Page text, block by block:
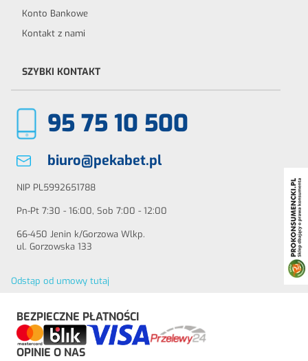
Konto Bankowe
Kontakt z nami
SZYBKI KONTAKT
95 75 10 500
biuro@pekabet.pl
NIP PL5992651788
Pn-Pt 7:30 - 16:00, Sob 7:00 - 12:00
66-450 Jenin k/Gorzowa Wlkp.
ul. Gorzowska 133
Odstąp od umowy tutaj
BEZPIECZNE PŁATNOŚCI
OPINIE O NAS